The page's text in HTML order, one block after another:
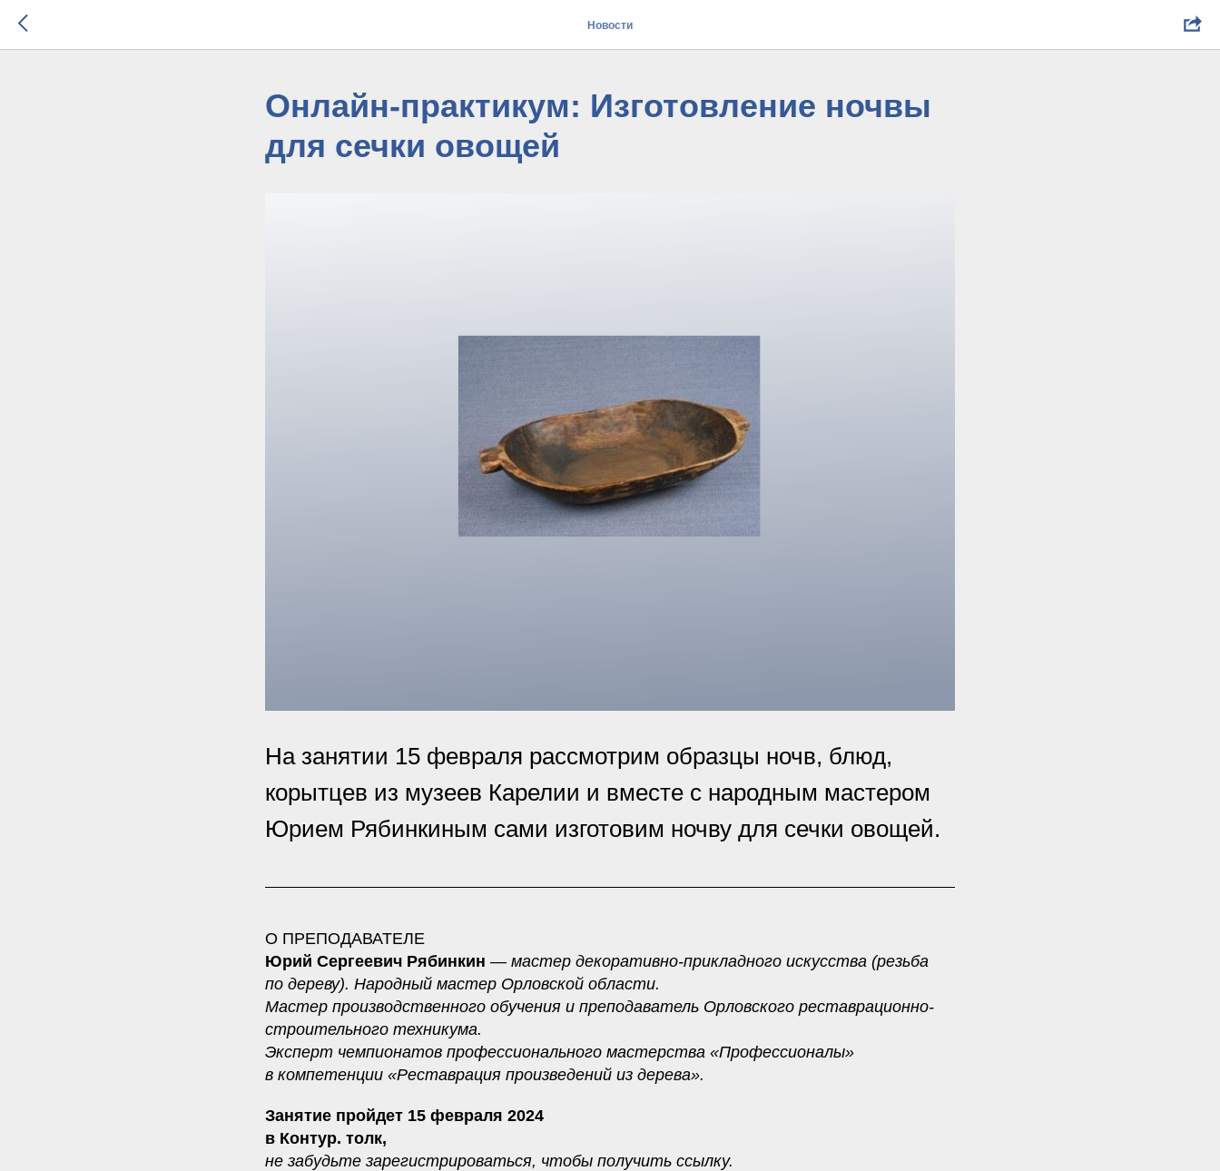
Новости
Онлайн-практикум: Изготовление ночвы
для сечки овощей
На занятии 15 февраля рассмотрим образцы ночв, блюд,
корытцев из музеев Карелии и вместе с народным мастером
Юрием Рябинкиным сами изготовим ночву для сечки овощей.
О ПРЕПОДАВАТЕЛЕ
Юрий Сергеевич Рябинкин — мастер декоративно-прикладного искусства (резьба
по дереву). Народный мастер Орловской области.
Мастер производственного обучения и преподаватель Орловского реставрационно-
строительного техникума.
Эксперт чемпионатов профессионального мастерства «Профессионалы»
в компетенции «Реставрация произведений из дерева».
Занятие пройдет 15 февраля 2024
в Контур. толк,
не забудьте зарегистрироваться, чтобы получить ссылку.